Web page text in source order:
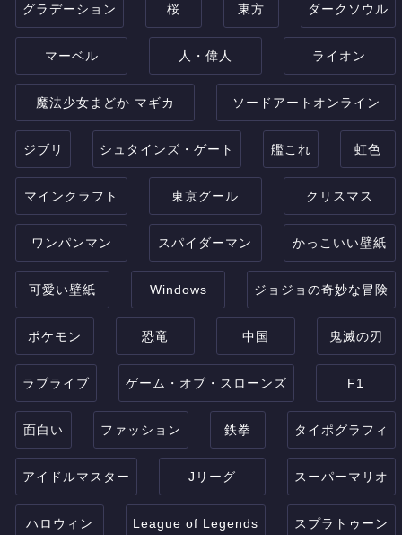
グラデーション 桜 東方 ダークソウル
マーベル 人・偉人 ライオン
魔法少女まどか マギカ ソードアートオンライン
ジブリ シュタインズ・ゲート 艦これ 虹色
マインクラフト 東京グール クリスマス
ワンパンマン スパイダーマン かっこいい壁紙
可愛い壁紙 Windows ジョジョの奇妙な冒険
ポケモン 恐竜 中国 鬼滅の刃
ラブライブ ゲーム・オブ・スローンズ F1
面白い ファッション 鉄拳 タイポグラフィ
アイドルマスター Jリーグ スーパーマリオ
ハロウィン League of Legends スプラトゥーン